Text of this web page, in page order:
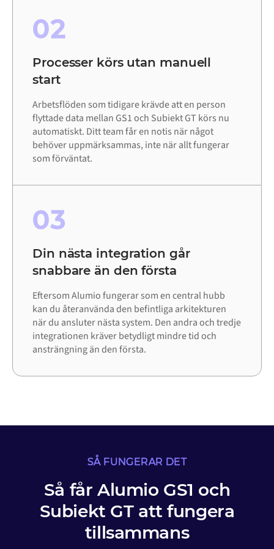
02
Processer körs utan manuell
start
Arbetsflöden som tidigare krävde att en person
flyttade data mellan GS1 och Subiekt GT körs nu
automatiskt. Ditt team får en notis när något
behöver uppmärksammas, inte när allt fungerar
som förväntat.
03
Din nästa integration går
snabbare än den första
Eftersom Alumio fungerar som en central hubb
kan du återanvända den befintliga arkitekturen
när du ansluter nästa system. Den andra och tredje
integrationen kräver betydligt mindre tid och
ansträngning än den första.
SÅ FUNGERAR DET
Så får Alumio GS1 och
Subiekt GT att fungera
tillsammans